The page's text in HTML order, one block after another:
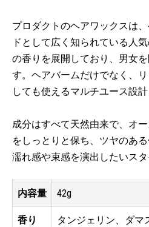
プロダクトのヘアワックスは
ドとして広く知られている人
の香りを展開しており、男女
す。ヘアバームだけでなく、
しても使えるマルチユース設
成分はすべて天然由来で、オ
をしっとりと保ち、ツヤのあ
濡れ感や束感を演出したいスタ
内容量 42g
香り タンジェリン、ダマ